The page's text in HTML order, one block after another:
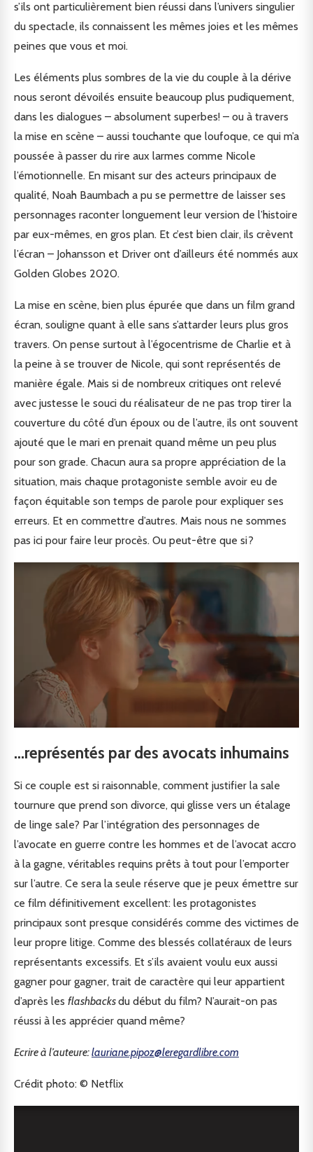
s’ils ont particulièrement bien réussi dans l’univers singulier
du spectacle, ils connaissent les mêmes joies et les mêmes
peines que vous et moi.
Les éléments plus sombres de la vie du couple à la dérive
nous seront dévoilés ensuite beaucoup plus pudiquement,
dans les dialogues – absolument superbes! – ou à travers
la mise en scène – aussi touchante que loufoque, ce qui m’a
poussée à passer du rire aux larmes comme Nicole
l’émotionnelle. En misant sur des acteurs principaux de
qualité, Noah Baumbach a pu se permettre de laisser ses
personnages raconter longuement leur version de l’histoire
par eux-mêmes, en gros plan. Et c’est bien clair, ils crèvent
l’écran – Johansson et Driver ont d’ailleurs été nommés aux
Golden Globes 2020.
La mise en scène, bien plus épurée que dans un film grand
écran, souligne quant à elle sans s’attarder leurs plus gros
travers. On pense surtout à l’égocentrisme de Charlie et à
la peine à se trouver de Nicole, qui sont représentés de
manière égale. Mais si de nombreux critiques ont relevé
avec justesse le souci du réalisateur de ne pas trop tirer la
couverture du côté d’un époux ou de l’autre, ils ont souvent
ajouté que le mari en prenait quand même un peu plus
pour son grade. Chacun aura sa propre appréciation de la
situation, mais chaque protagoniste semble avoir eu de
façon équitable son temps de parole pour expliquer ses
erreurs. Et en commettre d’autres. Mais nous ne sommes
pas ici pour faire leur procès. Ou peut-être que si?
…représentés par des avocats inhumains
Si ce couple est si raisonnable, comment justifier la sale
tournure que prend son divorce, qui glisse vers un étalage
de linge sale? Par l’intégration des personnages de
l’avocate en guerre contre les hommes et de l’avocat accro
à la gagne, véritables requins prêts à tout pour l’emporter
sur l’autre. Ce sera la seule réserve que je peux émettre sur
ce film définitivement excellent: les protagonistes
principaux sont presque considérés comme des victimes de
leur propre litige. Comme des blessés collatéraux de leurs
représentants excessifs. Et s’ils avaient voulu eux aussi
gagner pour gagner, trait de caractère qui leur appartient
d’après les flashbacksdu début du film? N’aurait-on pas
réussi à les apprécier quand même?
Ecrire à l’auteure:lauriane.pipoz@leregardlibre.com
Crédit photo: © Netflix